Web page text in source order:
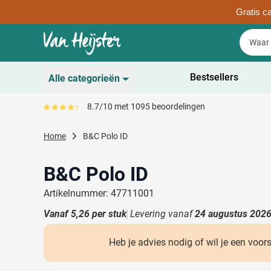
Gratis
Ga naar de inhoud Zoek
Zoek
Alle categorieën
Duurzaam
Kantoorartikelen
Toon submenu voor
Tassen
Toon submenu voor
Toon submenu voor
Bestsellers
Gemiddeld reviewpercentage is 87
8.7/10 met 1095 beoordelingen
Home B&C Polo ID
B&C Polo ID
Artikelnummer: 47711001
Vanaf5,26 per stuk Levering vanaf24 augustus 2026
Heb je advies nodig of wil je een